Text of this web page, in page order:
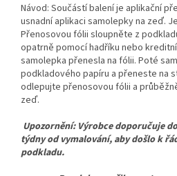
Návod: Součástí balení je aplikační
usnadní aplikaci samolepky na zeď.
Přenosovou fólii sloupněte z
opatrně pomocí hadříku nebo
samolepka přenesla na fólii. Poté
podkladového papíru a přeneste na
odlepujte přenosovou fólii a
zeď.
Upozornění: Výrobce doporučuje
týdny od vymalování, aby došlo k
podkladu.